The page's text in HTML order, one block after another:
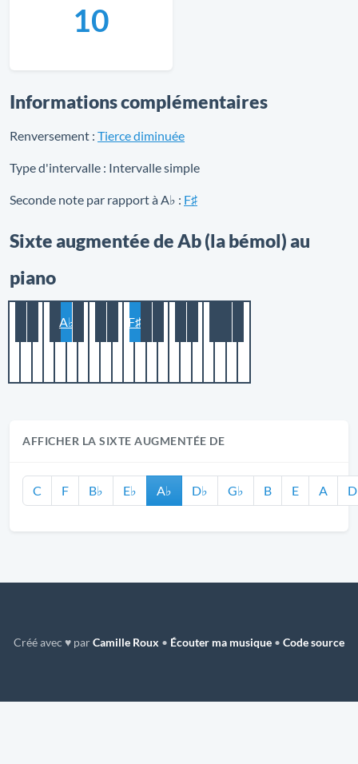
10
Informations complémentaires
Renversement : Tierce diminuée
Type d'intervalle : Intervalle simple
Seconde note par rapport à A♭ : F♯
Sixte augmentée de Ab (la bémol) au
piano
A♭ F♯
AFFICHER LA SIXTE AUGMENTÉE DE
C F B♭ E♭ A♭ D♭ G♭ B E A D
Créé avec ♥ parCamille Roux • Écouter ma musique • Code source